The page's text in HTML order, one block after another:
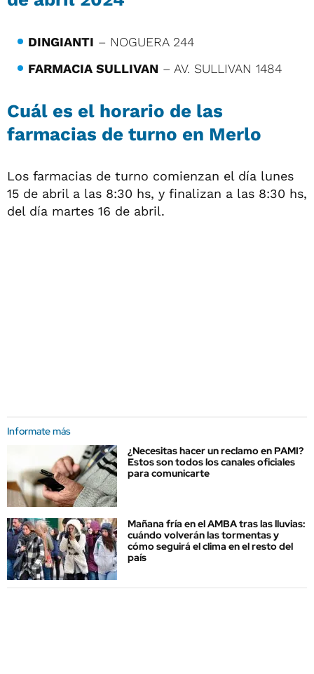
DINGIANTI – NOGUERA 244
FARMACIA SULLIVAN – AV. SULLIVAN 1484
Cuál es el horario de las
farmacias de turno en Merlo
Los farmacias de turno comienzan el día lunes
15 de abril a las 8:30 hs, y finalizan a las 8:30 hs,
del día martes 16 de abril.
Informate más
¿Necesitas hacer un reclamo en PAMI?
Estos son todos los canales oficiales
para comunicarte
Mañana fría en el AMBA tras las lluvias:
cuándo volverán las tormentas y
cómo seguirá el clima en el resto del
país